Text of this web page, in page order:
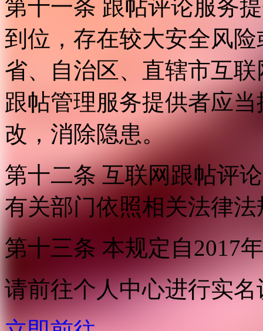
第十一条 跟帖评论服务
到位，存在较大安全风
省、自治区、直辖市互
跟帖管理服务提供者应
改，消除隐患。
第十二条 互联网跟帖评
有关部门依照相关法律
第十三条 本规定自2017
请前往个人中心进行实名